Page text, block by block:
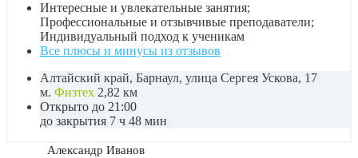
Интересные и увлекательные занятия;
Профессиональные и отзывчивые преподаватели;
Индивидуальный подход к ученикам
Все плюсы и минусы из отзывов
Алтайский край, Барнаул, улица Сергея Ускова, 17
м. Физтех 2,82 км
Открыто до 21:00
до закрытия 7 ч 48 мин
Александр Иванов